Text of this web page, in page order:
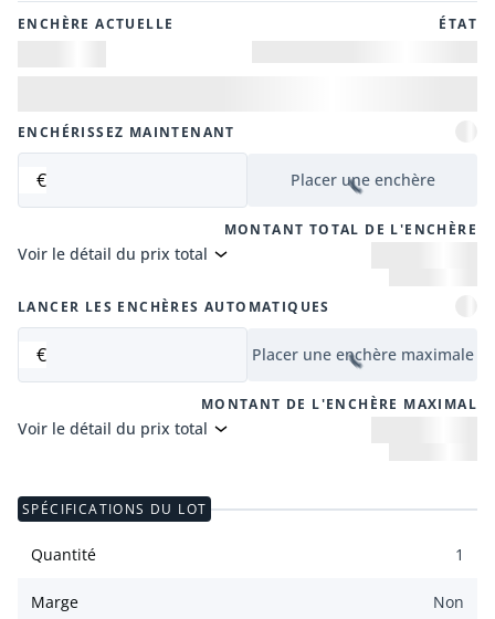
ENCHÈRE ACTUELLE ÉTAT
ENCHÉRISSEZ MAINTENANT
€ Placer une enchère
MONTANT TOTAL DE L'ENCHÈRE
Voir le détail du prix total
LANCER LES ENCHÈRES AUTOMATIQUES
€ Placer une enchère maximale
MONTANT DE L'ENCHÈRE MAXIMAL
Voir le détail du prix total
SPÉCIFICATIONS DU LOT
Quantité 1
Marge Non